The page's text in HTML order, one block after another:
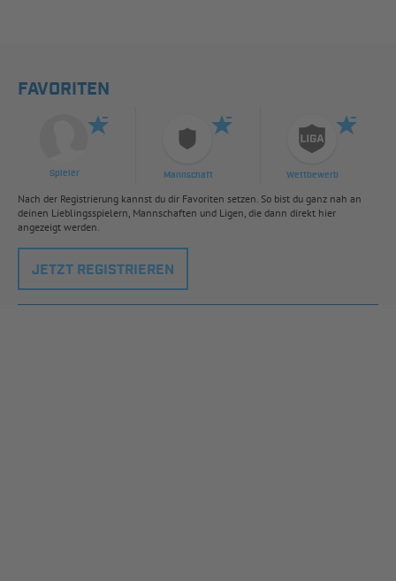
FAVORITEN
Spieler Mannschaft Wettbewerb
Nach der Registrierung kannst du dir Favoriten setzen. So bist du ganz nah an
deinen Lieblingsspielern, Mannschaften und Ligen, die dann direkt hier
angezeigt werden.
JETZT REGISTRIEREN